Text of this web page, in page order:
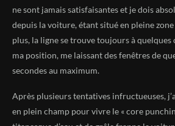
ne sont jamais satisfaisantes et je dois
depuis la voiture, étant situé en pleine
plus, la ligne se trouve toujours à quelques
ma position, me laissant des fenêtres de
secondes au maximum.
Après plusieurs tentatives infructueuses,
en plein champ pour vivre le « core